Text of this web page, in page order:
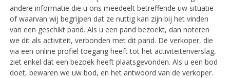
andere informatie die u ons meedeelt betreffende uw situatie
of waarvan wij begrijpen dat ze nuttig kan zijn bij het vinden
van een geschikt pand. Als u een pand bezoekt, dan noteren
we dit als activiteit, verbonden met dit pand. De verkoper, die
via een online profiel toegang heeft tot het activiteitenverslag,
ziet enkel dat een bezoek heeft plaatsgevonden. Als u een bod
doet, bewaren we uw bod, en het antwoord van de verkoper.